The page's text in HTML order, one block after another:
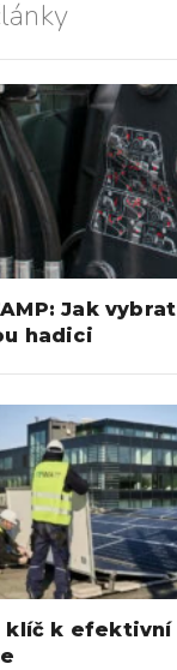
Jak vybrat
hadici
klíč k efektivní